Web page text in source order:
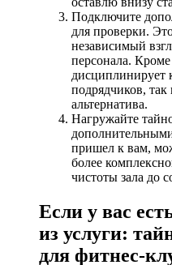
Подключите
для проверки.
независимый
персонала.
дисциплинирует
подрядчиков, так
альтернатива.
Нагружайте
пришел к вам,
более
чистоты зала до
Если у вас
из услуги:
для фитнес-